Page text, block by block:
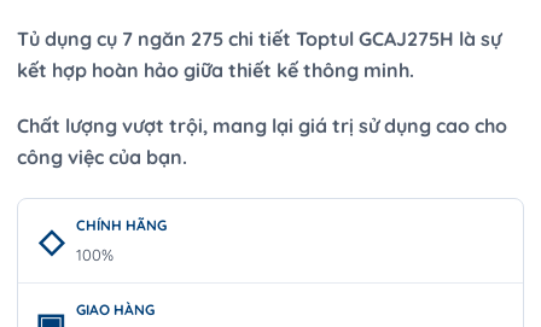
Tủ dụng cụ 7 ngăn 275 chi tiết Toptul GCAJ275H là sự
kết hợp hoàn hảo giữa thiết kế thông minh.
Chất lượng vượt trội, mang lại giá trị sử dụng cao cho
công việc của bạn.
CHÍNH HÃNG
100%
GIAO HÀNG